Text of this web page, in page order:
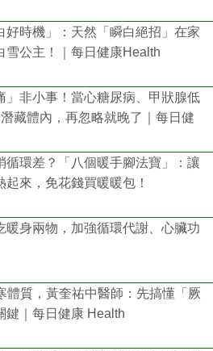
好時機」：天然「瞬白絕招」在家
雪公主！｜每日健康Health
」非小事！當心糖尿病、甲狀腺低
藏體內，再忽略就晚了｜每日健
循環差？「八個暖手腳法寶」：讓
起來，免花錢買暖暖包！
暖身兩物，加強循環代謝、心臟功
體質，黃奎祐中醫師：先搞懂「厥
鍵｜每日健康 Health